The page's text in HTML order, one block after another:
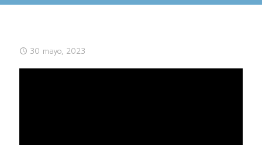
30 mayo, 2023